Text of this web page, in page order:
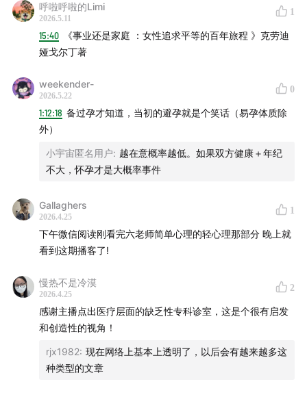
42:14 科普也是心灵按摩：被看见就是安慰
女性更擅长忍耐疼痛？其实是得不到重视
50:00 内异症：平均7年才能确诊
激素与情绪：更年期不是「发疯」
六层楼是被无数女性共同塑造的角色
恐吓式性教育的后遗症：不敢碰性
01:03:37母亲为省钱给孩子娶媳妇，耽误自己看病
01:05:00「今天流产明天上班」仍在发生
01:16:06给女性的建议：先读懂身体的信号
制作团队
嘉宾| 六层楼先生
呼啦呼啦的Limi
2026.5.11
1
15:40
《事业还是家庭 ：女性追求平等的百年旅程 》克劳迪
娅戈尔丁著
weekender-
2026.5.22
0
1:12:18 备过孕才知道，当初的避孕就是个笑话（易孕体质除
外）
小宇宙匿名用户: 越在意概率越低。如果双方健康＋年纪
不大，怀孕才是大概率事件
Gallaghers
2026.4.25
1
下午微信阅读刚看完六老师简单心理的轻心理那部分 晚上就
看到这期播客了!
慢热不是冷漠
2026.4.25
2
感谢主播点出医疗层面的缺乏性专科诊室，这是个很有启发
和创造性的视角！
rjx1982: 现在网络上基本上透明了，以后会有越来越多这
种类型的文章